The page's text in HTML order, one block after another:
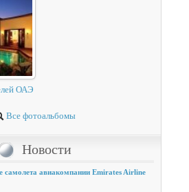
ОАЭ
Все фотоальбомы
Новости
самолета авиакомпании Emirates Airline